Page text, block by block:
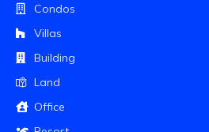
Condos
Villas
Building
Land
Office